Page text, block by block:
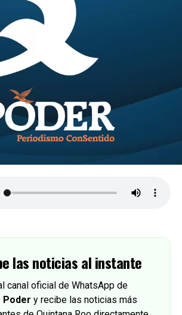
las noticias al instante
canal oficial de WhatsApp de
Poder y recibe las noticias más